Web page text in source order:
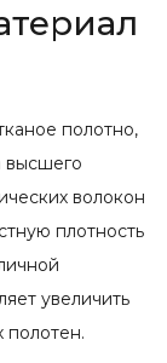
полотно,
высшего
волокон
плотность
увеличить
полотен.